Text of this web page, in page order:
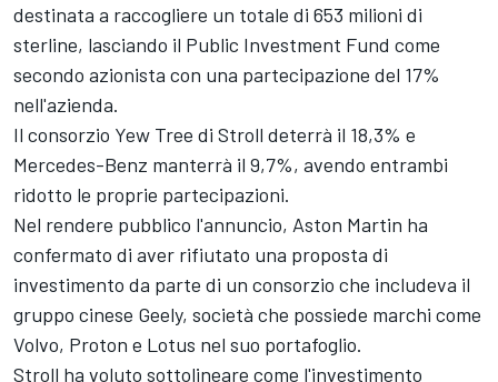
destinata a raccogliere un totale di 653 milioni di
sterline, lasciando il Public Investment Fund come
secondo azionista con una partecipazione del 17%
nell'azienda.
Il consorzio Yew Tree di Stroll deterrà il 18,3% e
Mercedes-Benz manterrà il 9,7%, avendo entrambi
ridotto le proprie partecipazioni.
Nel rendere pubblico l'annuncio, Aston Martin ha
confermato di aver rifiutato una proposta di
investimento da parte di un consorzio che includeva il
gruppo cinese Geely, società che possiede marchi come
Volvo, Proton e Lotus nel suo portafoglio.
Stroll ha voluto sottolineare come l'investimento